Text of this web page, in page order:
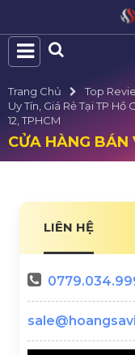
Trang Chủ Top
Uy Tín, Giá Rẻ Tại TP Hồ
12, TPHCM
CỬA HÀNG BÁN
LIÊN HỆ